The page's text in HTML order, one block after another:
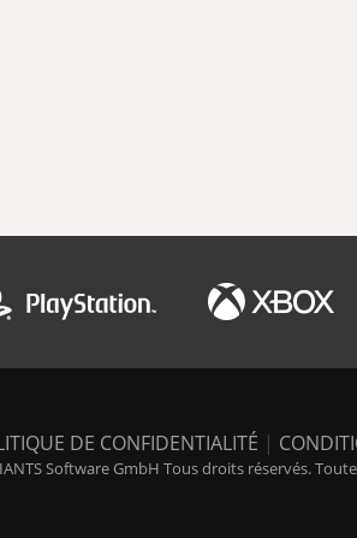
DE CONFIDENTIALITÉ |
Software GmbH Tous droits réservés.